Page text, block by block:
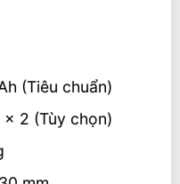
(Tiêu chuẩn)
2 (Tùy chọn)